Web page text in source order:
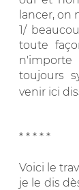
lancer, on
1/
toute
toujours
venir ici
* * * * *
Voici le
je le dis